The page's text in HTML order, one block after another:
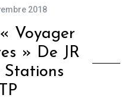
2018
Voyager
» De JR
Stations